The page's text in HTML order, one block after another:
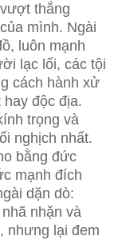
thắng
mình. Ngài
luôn mạnh
lạc lối, các tội
cách hành xử
độc địa.
trọng và
nghịch nhất.
bằng đức
mạnh đích
dặn dò:
nhặn và
nhưng lại đem